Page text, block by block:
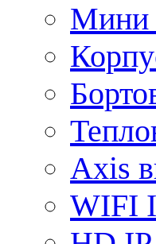
Мини
Axis
WIFI